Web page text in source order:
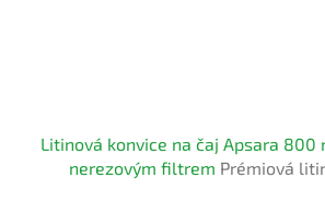
Litinová konvice na čaj Apsara 800
nerezovým filtrem Prémiová